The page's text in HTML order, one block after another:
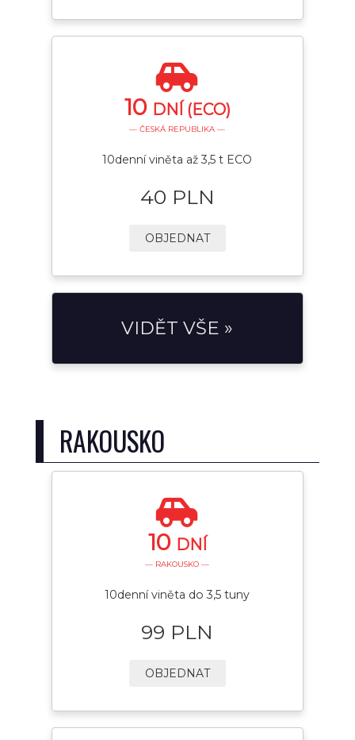
10 DNÍ (ECO)
— ČESKÁ REPUBLIKA —
10denní viněta až 3,5 t ECO
40 PLN
OBJEDNAT
VIDĚT VŠE »
RAKOUSKO
10 DNÍ
— RAKOUSKO —
10denní viněta do 3,5 tuny
99 PLN
OBJEDNAT